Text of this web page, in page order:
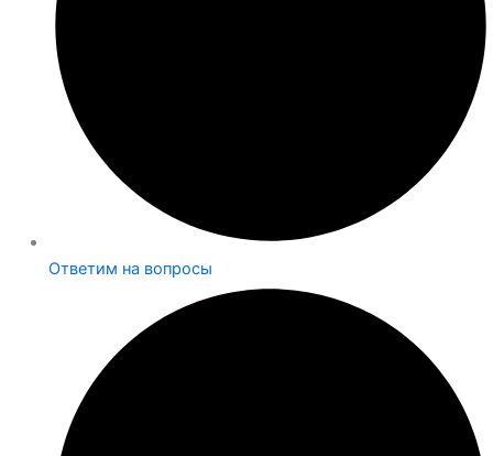
Ответим на вопросы